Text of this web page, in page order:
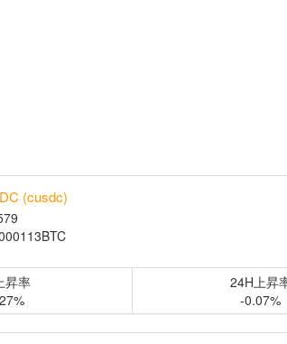
(cusdc)
昇率
24H上昇
-0.07%